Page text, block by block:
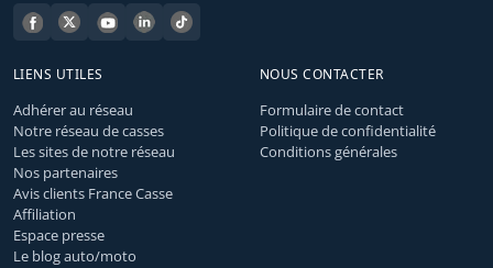
LIENS UTILES
Adhérer au réseau
Notre réseau de casses
Les sites de notre réseau
Nos partenaires
Avis clients France Casse
Affiliation
Espace presse
Le blog auto/moto
NOUS CONTACTER
Formulaire de contact
Politique de confidentialité
Conditions générales